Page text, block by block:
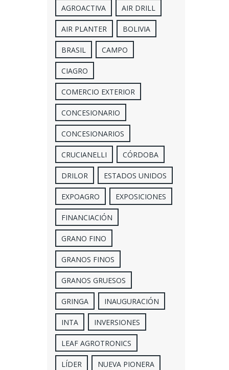
AGROACTIVA AIR DRILL
AIR PLANTER BOLIVIA
BRASIL CAMPO
CIAGRO
COMERCIO EXTERIOR
CONCESIONARIO
CONCESIONARIOS
CRUCIANELLI CÓRDOBA
DRILOR ESTADOS UNIDOS
EXPOAGRO EXPOSICIONES
FINANCIACIÓN
GRANO FINO
GRANOS FINOS
GRANOS GRUESOS
GRINGA INAUGURACIÓN
INTA INVERSIONES
LEAF AGROTRONICS
LÍDER NUEVA PIONERA